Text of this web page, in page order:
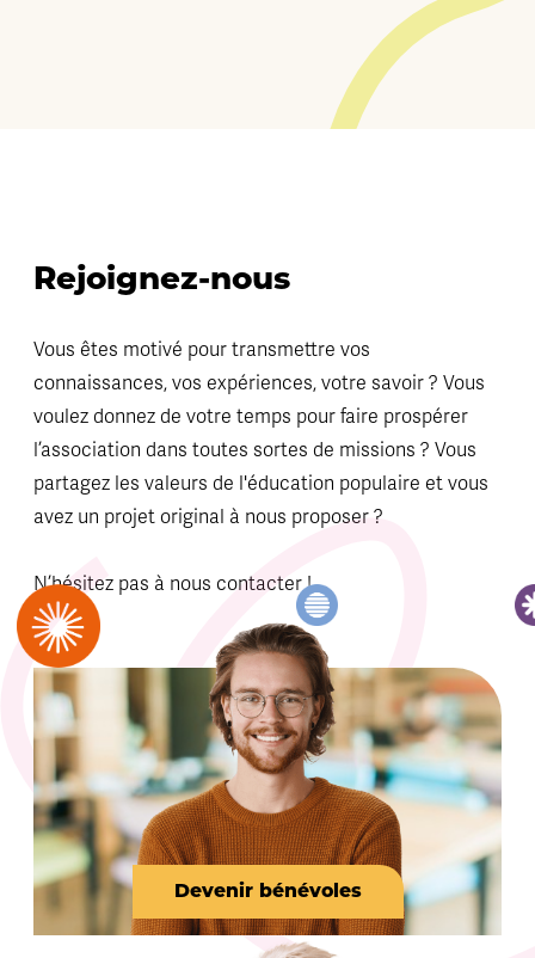
Rejoignez-nous
Vous êtes motivé pour transmettre vos
connaissances, vos expériences, votre savoir ? Vous
voulez donnez de votre temps pour faire prospérer
l’association dans toutes sortes de missions ? Vous
partagez les valeurs de l'éducation populaire et vous
avez un projet original à nous proposer ?
N’hésitez pas à nous contacter !
Devenir bénévoles